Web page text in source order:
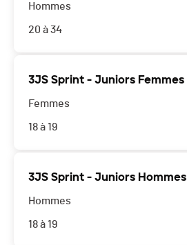
Hommes
20 à 34
3JS Sprint - Juniors Femmes
Femmes
18 à 19
3JS Sprint - Juniors Hommes
Hommes
18 à 19